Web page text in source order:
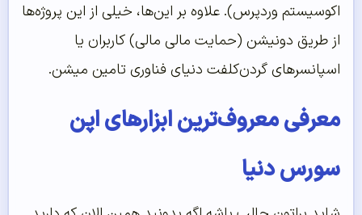
اکوسیستم وردپرس). علاوه بر این‌ها، خیلی از این پروژه‌ها
از طریق دونیشن (حمایت مالی مالی) کاربران یا
اسپانسرهای گردن‌کلفت دنیای فناوری تامین میشن.
معرفی معروف‌ترین ابزارهای اپن
سورس دنیا